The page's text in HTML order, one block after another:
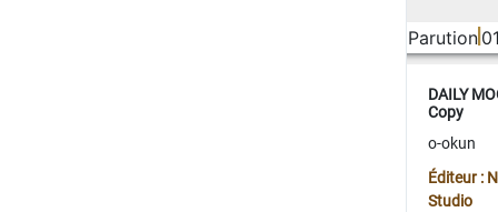
Parution
DAILY
Copy
o-okun
Éditeur :
Studio